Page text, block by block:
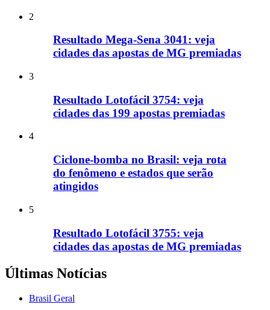
2
Resultado Mega-Sena 3041: veja
cidades das apostas de MG premiadas
3
Resultado Lotofácil 3754: veja
cidades das 199 apostas premiadas
4
Ciclone-bomba no Brasil: veja rota
do fenômeno e estados que serão
atingidos
5
Resultado Lotofácil 3755: veja
cidades das apostas de MG premiadas
Últimas Notícias
Brasil Geral